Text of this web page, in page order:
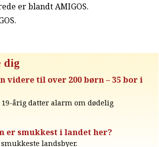
er blandt AMIGOS.
dig
til over 200 børn – 35 bor i
årig datter alarm om dødelig
er smukkest i landet her?
landsbyer.